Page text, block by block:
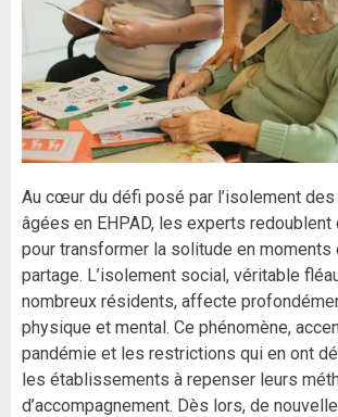
Au cœur du défi posé par l’isolement
âgées en EHPAD, les experts redoublent
pour transformer la solitude en moments
partage. L’isolement social, véritable
nombreux résidents, affecte
physique et mental. Ce phénomène,
pandémie et les restrictions qui en ont
les établissements à repenser leurs
d’accompagnement. Dès lors, de